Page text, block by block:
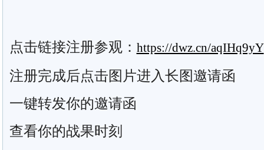
点击链接注册参观： https://dwz.cn/aqIHq9yY
注册完成后点击图片进入长图邀请函
一键转发你的邀请函
查看你的战果时刻